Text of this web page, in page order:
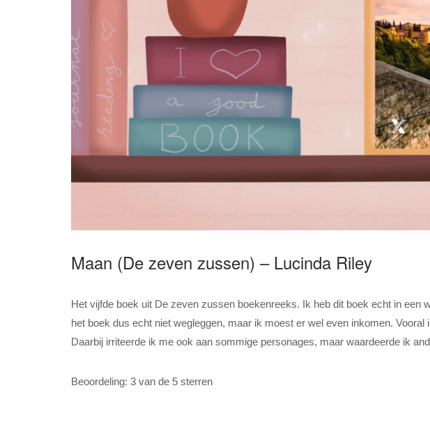
Maan (De zeven zussen) – Lucinda Riley
Het vijfde boek uit De zeven zussen boekenreeks. Ik heb dit boek echt in een
het boek dus echt niet wegleggen, maar ik moest er wel even inkomen. Vooral
Daarbij irriteerde ik me ook aan sommige personages, maar waardeerde ik
Beoordeling: 3 van de 5 sterren